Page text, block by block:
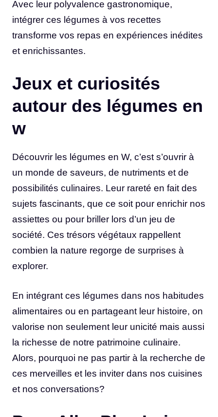
Avec leur polyvalence gastronomique,
intégrer ces légumes à vos recettes
transforme vos repas en expériences inédites
et enrichissantes.
Jeux et curiosités
autour des légumes en
w
Découvrir les légumes en W, c’est s’ouvrir à
un monde de saveurs, de nutriments et de
possibilités culinaires. Leur rareté en fait des
sujets fascinants, que ce soit pour enrichir nos
assiettes ou pour briller lors d’un jeu de
société. Ces trésors végétaux rappellent
combien la nature regorge de surprises à
explorer.
En intégrant ces légumes dans nos habitudes
alimentaires ou en partageant leur histoire, on
valorise non seulement leur unicité mais aussi
la richesse de notre patrimoine culinaire.
Alors, pourquoi ne pas partir à la recherche de
ces merveilles et les inviter dans nos cuisines
et nos conversations?